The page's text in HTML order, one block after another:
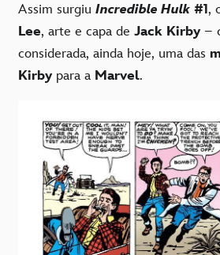
Assim surgiu Incredible Hulk #1,
Lee, arte e capa de Jack Kirby –
considerada, ainda hoje, uma das
Kirby para a Marvel.